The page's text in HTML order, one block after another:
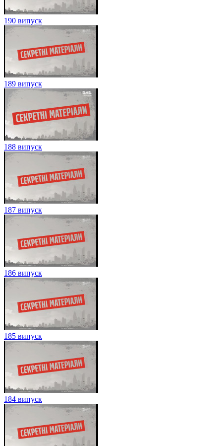
190 випуск
189 випуск
188 випуск
187 випуск
186 випуск
185 випуск
184 випуск